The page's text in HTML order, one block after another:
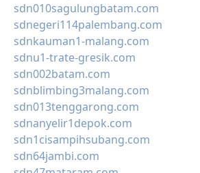
sdn010sagulungbatam.com
sdnegeri114palembang.com
sdnkauman1-malang.com
sdnu1-trate-gresik.com
sdn002batam.com
sdnblimbing3malang.com
sdn013tenggarong.com
sdnanyelir1depok.com
sdn1cisampihsubang.com
sdn64jambi.com